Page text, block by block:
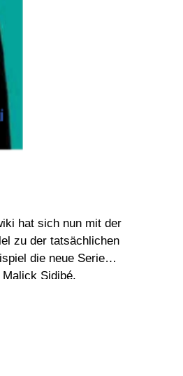
hat sich nun mit der
die neue Serie
Sidibé.